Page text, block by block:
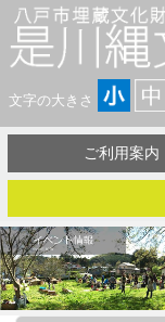
文字の大きさ
ご利用案内